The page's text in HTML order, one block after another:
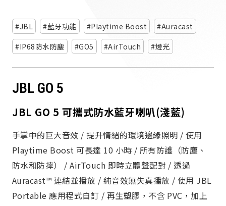
派對喇
JBL 藍牙功能 Playtime Boost
Auracast
IP68防水防塵
GO5 AirTouch 燈光
JBL GO 5
JBL GO 5 可攜式防水藍牙喇叭(淺藍)
手掌中的巨大音效 / 提升情緒的環境邊緣照明 / 使用
Playtime Boost 可長達 10 小時 / 所有防護（防塵、
防水和防摔） / AirTouch 即時立體聲配對 / 透過
Auracast™ 連結並播放 / 純音效無失真播放 / 使用 JBL
Portable 應用程式自訂 / 再生塑膠，不含 PVC，加上